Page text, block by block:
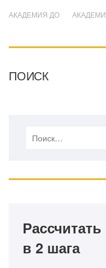
АКАДЕМИЯ ДО
ПОИСК
в 2 шага